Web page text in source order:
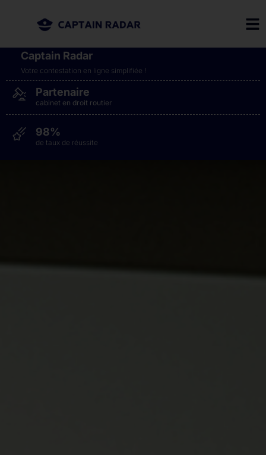
Captain Radar
Votre contestation en ligne simplifiée​ !
98%
de taux de réussite
Partenaire
cabinet en droit routier